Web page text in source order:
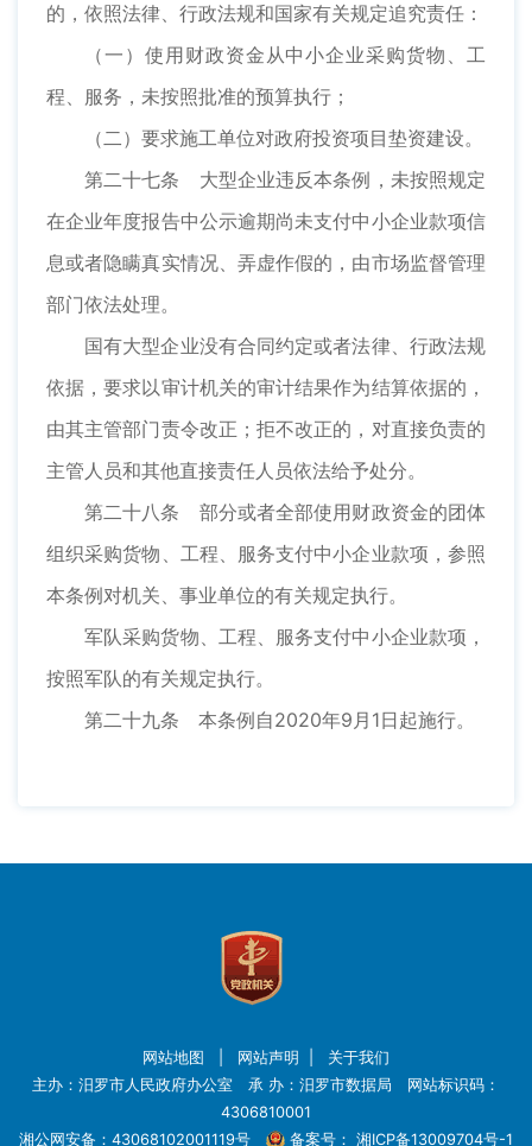
的，依照法律、行政法规和国家有关规定追究责任：
（一）使用财政资金从中小企业采购货物、工
程、服务，未按照批准的预算执行；
（二）要求施工单位对政府投资项目垫资建设。
第二十七条 大型企业违反本条例，未按照规定
在企业年度报告中公示逾期尚未支付中小企业款项信
息或者隐瞒真实情况、弄虚作假的，由市场监督管理
部门依法处理。
国有大型企业没有合同约定或者法律、行政法规
依据，要求以审计机关的审计结果作为结算依据的，
由其主管部门责令改正；拒不改正的，对直接负责的
主管人员和其他直接责任人员依法给予处分。
第二十八条 部分或者全部使用财政资金的团体
组织采购货物、工程、服务支付中小企业款项，参照
本条例对机关、事业单位的有关规定执行。
军队采购货物、工程、服务支付中小企业款项，
按照军队的有关规定执行。
第二十九条 本条例自2020年9月1日起施行。
网站地图 网站声明
关于我们
主办：汨罗市人民政府办公室 承 办：汨罗市数据局 网站标识码：
4306810001
湘公网安备：43068102001119号
备案号： 湘ICP备13009704号-1